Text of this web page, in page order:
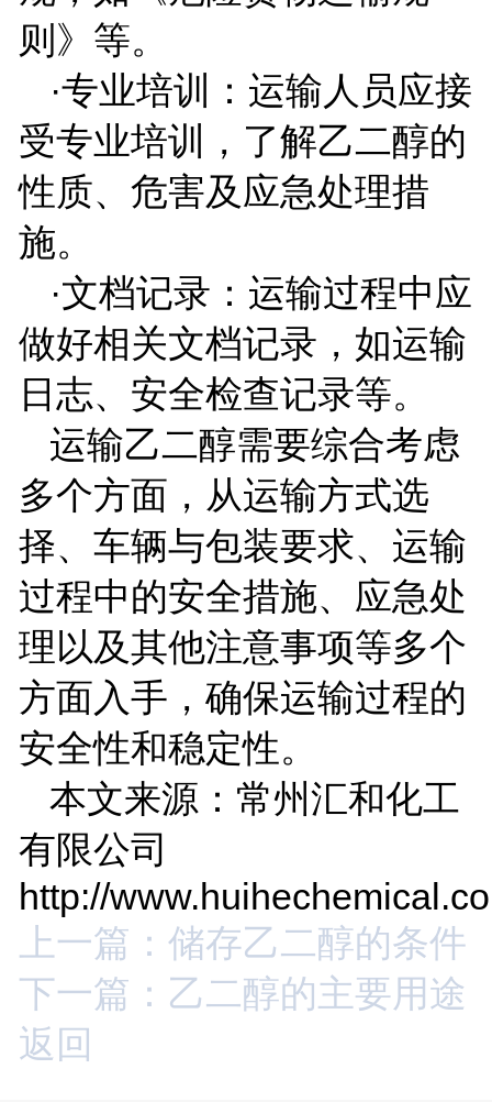
则》等。
·专业培训：运输人员应接
受专业培训，了解乙二醇的
性质、危害及应急处理措
施。
·文档记录：运输过程中应
做好相关文档记录，如运输
日志、安全检查记录等。
运输乙二醇需要综合考虑
多个方面，从运输方式选
择、车辆与包装要求、运输
过程中的安全措施、应急处
理以及其他注意事项等多个
方面入手，确保运输过程的
安全性和稳定性。
本文来源：常州汇和化工
有限公司
http://
上一篇：储存乙二醇的条件
下一篇：乙二醇的主要用途
返回